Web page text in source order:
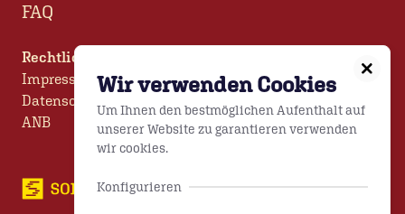
FAQ
Rechtliches
Impressum
Datenschutz
ANB
Wir verwenden Cookies
Um Ihnen den bestmöglichen Aufenthalt auf
unserer Website zu garantieren verwenden
wir cookies.
Konfigurieren